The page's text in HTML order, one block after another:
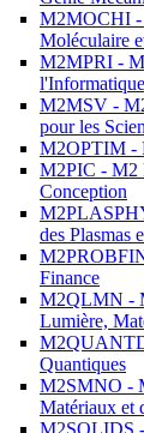
M2MOCHI -
Moléculaire
M2MPRI -
l'Informatique
M2MSV -
pour les
M2OPTIM -
M2PIC - M2
Conception
des Plasmas
Finance
M2QLMN -
Lumière,
Quantiques
M2SMNO -
Matériaux et
M2SOLIDS